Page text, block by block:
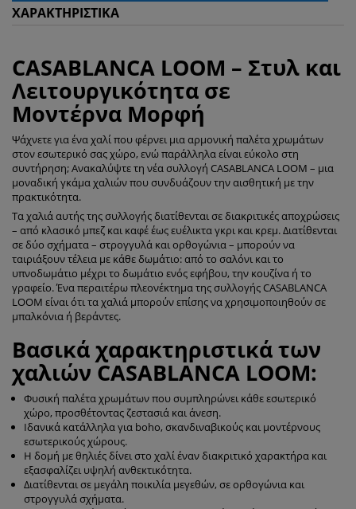
ΧΑΡΑΚΤΗΡΙΣΤΙΚΆ
CASABLANCA LOOM – Στυλ και
Λειτουργικότητα σε
Μοντέρνα Μορφή
Ψάχνετε για ένα χαλί που φέρνει μια αρμονική παλέτα χρωμάτων
στον εσωτερικό σας χώρο, ενώ παράλληλα είναι εύκολο στη
συντήρηση; Ανακαλύψτε τη νέα συλλογή CASABLANCA LOOM – μια
μοναδική γκάμα χαλιών που συνδυάζουν την αισθητική με την
πρακτικότητα.
Τα χαλιά αυτής της συλλογής διατίθενται σε διακριτικές αποχρώσεις
– από κλασικό μπεζ και καφέ έως ευέλικτα γκρι και κρεμ. Διατίθενται
σε δύο σχήματα – στρογγυλά και ορθογώνια – μπορούν να
ταιριάξουν τέλεια με κάθε δωμάτιο: από το σαλόνι και το
υπνοδωμάτιο μέχρι το δωμάτιο ενός εφήβου, την κουζίνα ή το
γραφείο. Ένα περαιτέρω πλεονέκτημα της συλλογής CASABLANCA
LOOM είναι ότι τα χαλιά μπορούν επίσης να χρησιμοποιηθούν σε
μπαλκόνια ή βεράντες.
Βασικά χαρακτηριστικά των
χαλιών CASABLANCA LOOM:
Φυσική παλέτα χρωμάτων που συμπληρώνει κάθε εσωτερικό
χώρο, προσθέτοντας ζεστασιά και άνεση.
Ιδανικά κατάλληλα για boho, σκανδιναβικούς και μοντέρνους
εσωτερικούς χώρους.
Η δομή με θηλιές δίνει στο χαλί έναν διακριτικό χαρακτήρα και
εξασφαλίζει υψηλή ανθεκτικότητα.
Διατίθενται σε μεγάλη ποικιλία μεγεθών, σε ορθογώνια και
στρογγυλά σχήματα.